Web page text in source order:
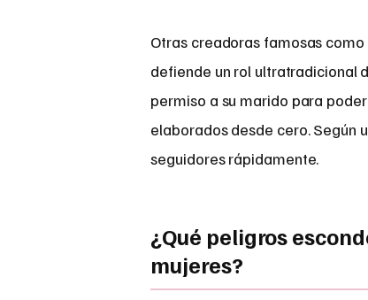
Otras creadoras famosas
defiende un rol ultratradicional
permiso a su marido para
elaborados desde cero.Según
seguidores rápidamente.
¿Qué peligros
mujeres?